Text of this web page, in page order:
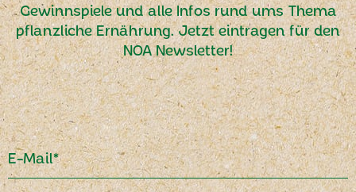
Gewinnspiele und alle Infos rund ums Thema
pflanzliche Ernährung. Jetzt eintragen für den
NOA Newsletter!
E-Mail*